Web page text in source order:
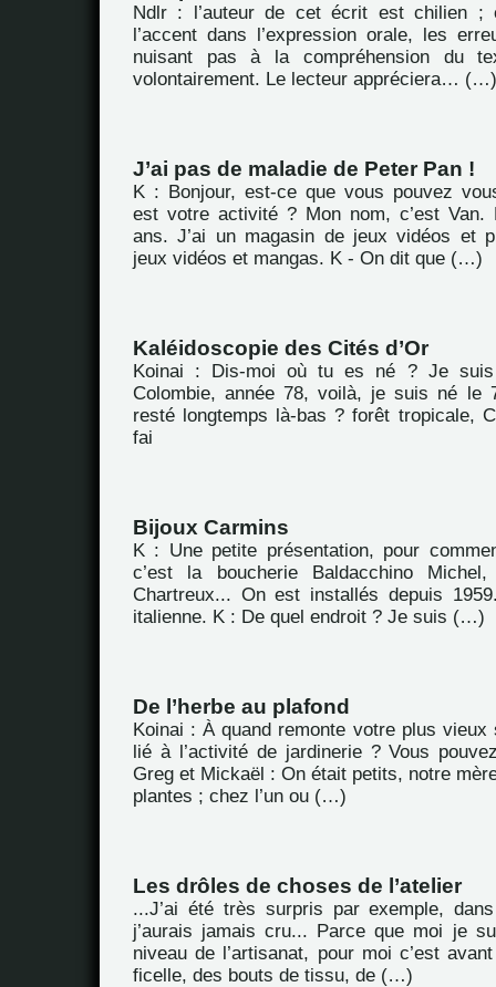
Ndlr : l’auteur de cet écrit est chilien ;
l’accent dans l’expression orale, les
nuisant pas à la compréhension du
volontairement. Le lecteur appréciera… (…)
J’ai pas de maladie de Peter Pan !
K : Bonjour, est-ce que vous pouvez
est votre activité ? Mon nom, c’est Van.
ans. J’ai un magasin de jeux vidéos et
jeux vidéos et mangas. K - On dit que (…)
Kaléidoscopie des Cités d’Or
Koinai : Dis-moi où tu es né ? Je
Colombie, année 78, voilà, je suis né
resté longtemps là-bas ? forêt tropicale,
fai
Bijoux Carmins
K : Une petite présentation, pour
c’est la boucherie Baldacchino
Chartreux... On est installés depuis
italienne. K : De quel endroit ? Je suis (…)
De l’herbe au plafond
Koinai : À quand remonte votre plus vieux
lié à l’activité de jardinerie ? Vous
Greg et Mickaël : On était petits, notre
plantes ; chez l’un ou (…)
Les drôles de choses de l’atelier
...J’ai été très surpris par exemple,
j’aurais jamais cru... Parce que moi je
niveau de l’artisanat, pour moi c’est
ficelle, des bouts de tissu, de (…)